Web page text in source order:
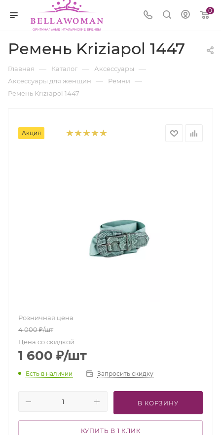
0
Ремень Kriziapol 1447
Главная — Каталог — Аксессуары —
Аксессуары для женщин — Ремни —
Ремень Kriziapol 1447
Акция
Розничная цена
4 000₽/шт
Цена со скидкой
1 600 ₽/шт
Есть в наличии Запросить скидку
В КОРЗИНУ
КУПИТЬ В 1 КЛИК